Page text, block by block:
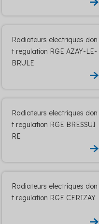
Radiateurs electriques don
t regulation RGE AZAY-LE-
BRULE
Radiateurs electriques don
t regulation RGE BRESSUI
RE
Radiateurs electriques don
t regulation RGE CERIZAY